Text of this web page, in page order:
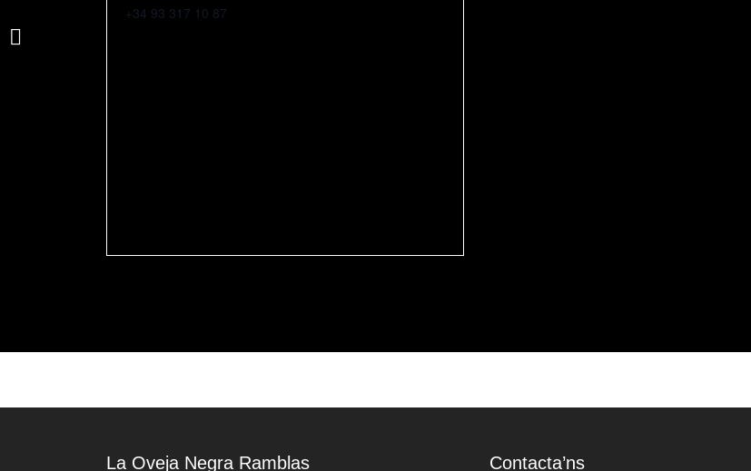
+34 93 317 10 87
La Oveja Negra Ramblas Contacta’ns